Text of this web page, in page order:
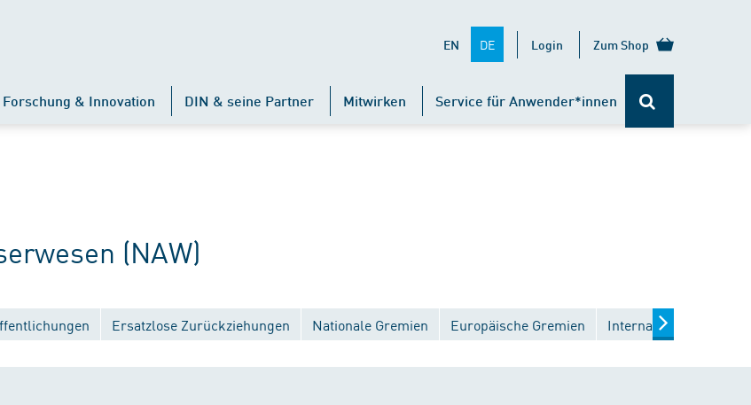
EN DE Login Zum Shop
Forschung & Innovation DIN & seine Partner Mitwirken Service für Anwender*innen
(NAW)
Ersatzlose Zurückziehungen Nationale Gremien Europäische Gremien Internationale Gremien